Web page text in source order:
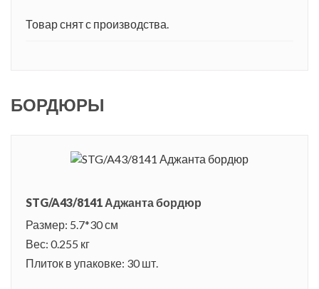
Товар снят с производства.
БОРДЮРЫ
STG/A43/8141 Аджанта бордюр
Размер: 5.7*30 см
Вес: 0.255 кг
Плиток в упаковке: 30 шт.